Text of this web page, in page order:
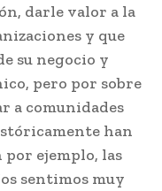
darle valor a la
y que
su negocio y
pero por sobre
a comunidades
han
ejemplo, las
sentimos muy